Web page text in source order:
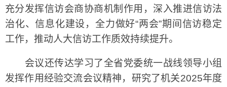
充分发挥信访会商协商机制作用，深入推进信访法
治化、信息化建设，全力做好“两会”期间信访稳定
工作，推动人大信访工作质效持续提升。
会议还传达学习了全省党委统一战线领导小组
发挥作用经验交流会议精神，研究了机关2025年度